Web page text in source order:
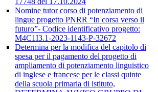
Nomine tutor corso di potenziamento di
lingue progetto PNRR “In corsa verso il
futuro”- Codice identificativo progetto:
M4C1I3.1-2023-1143-P-32672
Determina per la modifica del capitolo di
spesa per il pagamento del progetto di
ampliamento di potenziamento linguistico
di inglese e francese per le classi quinte
della scuola primaria di istituto,